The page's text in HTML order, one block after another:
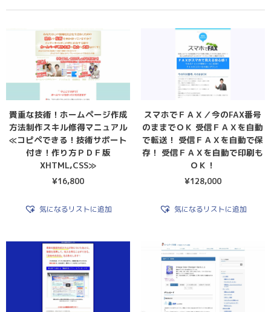
貴重な技術！ホームページ作成
方法制作スキル修得マニュアル
≪コピペできる！技術サポート
付き！作り方ＰＤＦ版
XHTML,CSS≫
¥16,800
気になるリストに追加
スマホでＦＡＸ／今のFAX番号
のままでＯＫ 受信ＦＡＸを自動
で転送！ 受信ＦＡＸを自動で保
存！ 受信ＦＡＸを自動で印刷も
ＯＫ！
¥128,000
気になるリストに追加